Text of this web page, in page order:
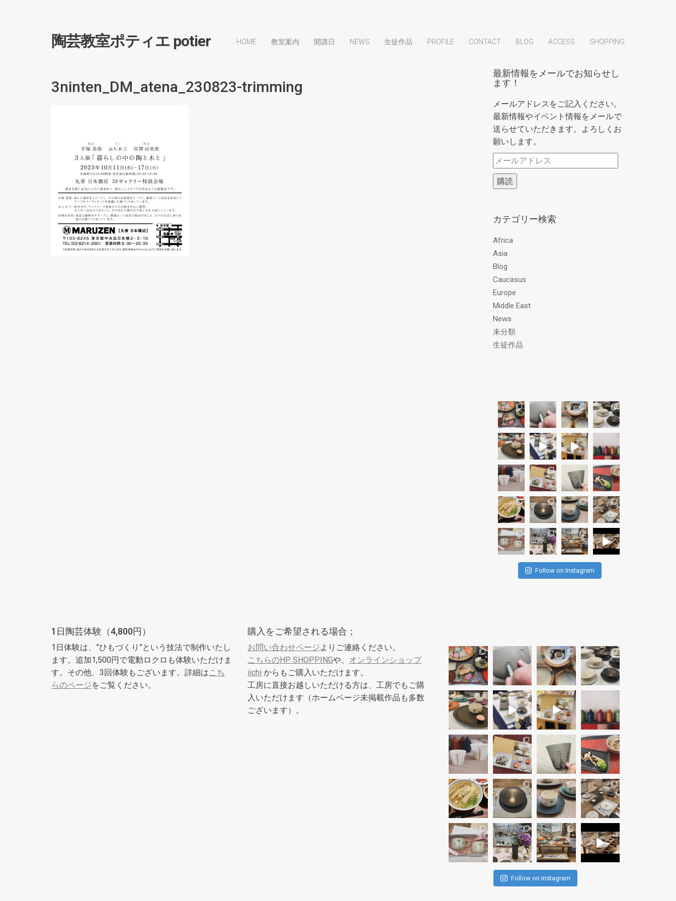
陶芸教室ポティエ potier HOME 教室案内 開講日 NEWS 生徒作品 PROFILE CONTACT BLOG ACCESS SHOPPING
3ninten_DM_atena_230823-trimming
最新情報をメールでお知らせし
ます！
メールアドレスをご記入ください。
最新情報やイベント情報をメールで
送らせていただきます。よろしくお
願いします。
メ
ー
ル
レ
購読
カテゴリー検索
Africa
Asia
Blog
Caucasus
Europe
Middle East
News
未分類
生徒作品
Follow on Instagram
1日陶芸体験（4,800円）
1日体験は、”ひもづくり”という技法で制作いたし
ます。追加1,500円で電動ロクロも体験いただけま
す。その他、3回体験もございます。詳細はこち
らのページをご覧ください。
購入をご希望される場合；
お問い合わせページよりご連絡ください。
こちらのHP SHOPPINGや、 オンラインショップ
iichi からもご購入いただけます。
工房に直接お越しいただける方は、工房でもご購
入いただけます（ホームページ未掲載作品も多数
ございます）。
Follow on Instagram